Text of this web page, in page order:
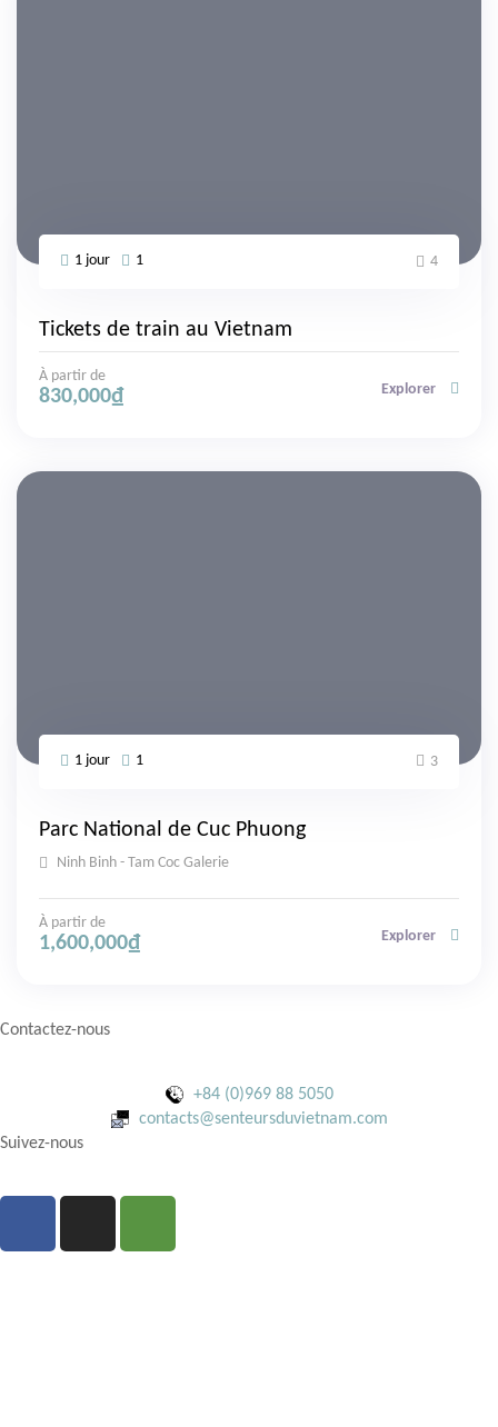
1 jour 1 4
Tickets de train au Vietnam
À partir de
830,000₫ Explorer
1 jour 1 3
Parc National de Cuc Phuong
Ninh Binh - Tam Coc Galerie
À partir de
1,600,000₫ Explorer
Contactez-nous
+84 (0)969 88 5050
contacts@senteursduvietnam.com
Suivez-nous